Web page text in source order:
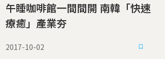
午睡咖啡館一間間開 南韓「快速
療癒」產業夯
2017-10-02